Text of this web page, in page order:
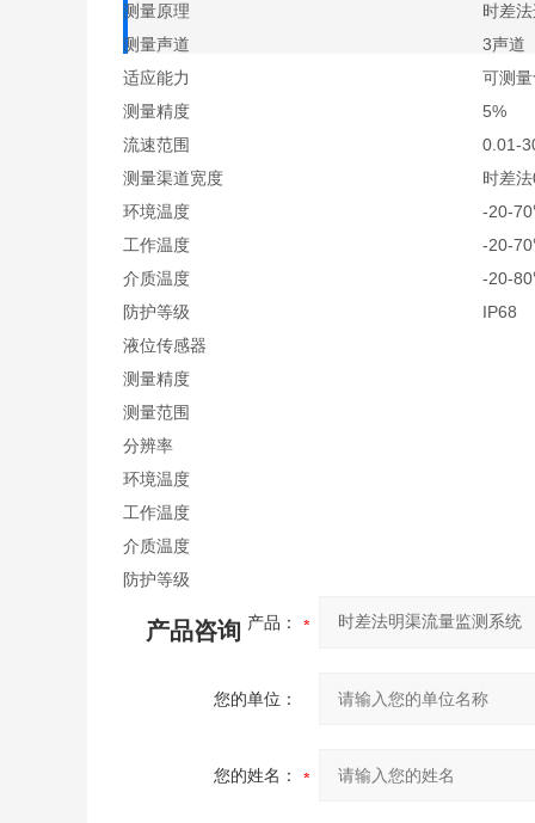
测量原理
时差
测量声道
3声道
适应能力
可测
测量精度
5%
流速范围
0.01-
测量渠道宽度
时差
环境温度
-20-
工作温度
-20-
介质温度
-20-
防护等级
IP68
液位传感器
测量精度
测量范围
分辨率
环境温度
工作温度
介质温度
防护等级
产品咨询 产品：
您的单位：
您的姓名：